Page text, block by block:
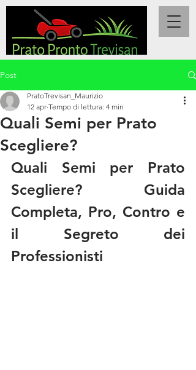
Post
Quali Semi per Prato
Scegliere?
PratoTrevisan_Maurizio
12 apr Tempo di lettura: 4 min
Quali Semi per Prato
Scegliere? Guida
Completa, Pro, Contro e
il Segreto dei
Professionisti